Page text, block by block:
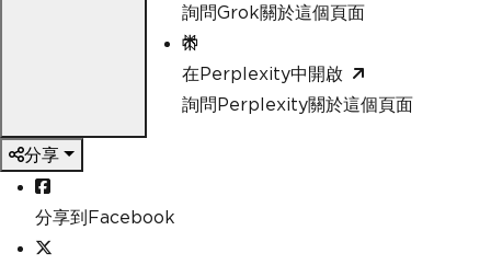
詢問Grok關於這個頁面
在Perplexity中開啟
詢問Perplexity關於這個頁面
分享
分享到Facebook